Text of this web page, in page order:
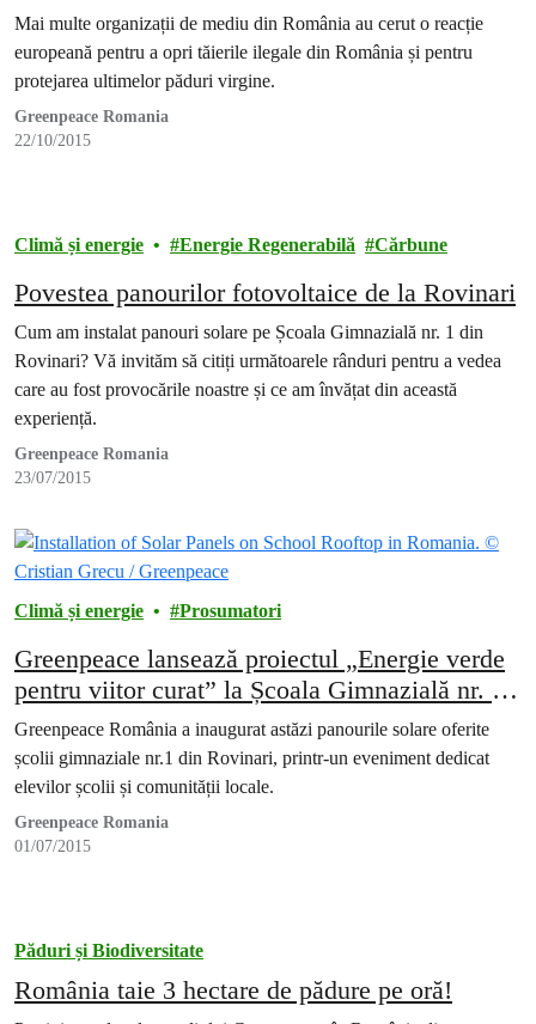
Mai multe organizații de mediu din România au cerut o reacție
europeană pentru a opri tăierile ilegale din România și pentru
protejarea ultimelor păduri virgine.
Greenpeace Romania
22/10/2015
Climă și energie Energie Regenerabilă Cărbune
Povestea panourilor fotovoltaice de la Rovinari
Cum am instalat panouri solare pe Școala Gimnazială nr. 1 din
Rovinari? Vă invităm să citiți următoarele rânduri pentru a vedea
care au fost provocările noastre și ce am învățat din această
experiență.
Greenpeace Romania
23/07/2015
Climă și energie Prosumatori
Greenpeace lansează proiectul „Energie verde
pentru viitor curat” la Școala Gimnazială nr. 1
Rovinari
Greenpeace România a inaugurat astăzi panourile solare oferite
școlii gimnaziale nr.1 din Rovinari, printr-un eveniment dedicat
elevilor școlii și comunității locale.
Greenpeace Romania
01/07/2015
Păduri și Biodiversitate
România taie 3 hectare de pădure pe oră!